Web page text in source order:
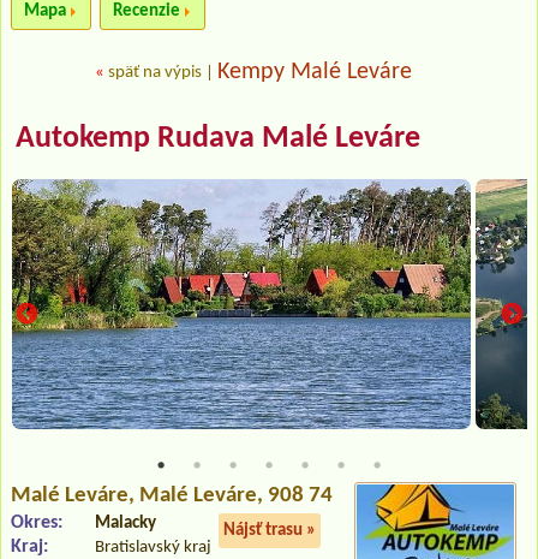
Mapa Recenzie
« späť na výpis Kempy Malé Leváre
Autokemp Rudava Malé Leváre
Malé Leváre, Malé Leváre, 908 74
Nájsť trasu »
Okres: Malacky
Kraj: Bratislavský kraj